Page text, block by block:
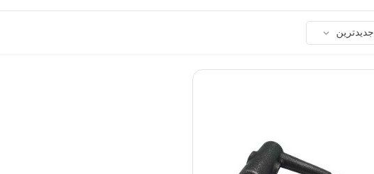
جدیدترین